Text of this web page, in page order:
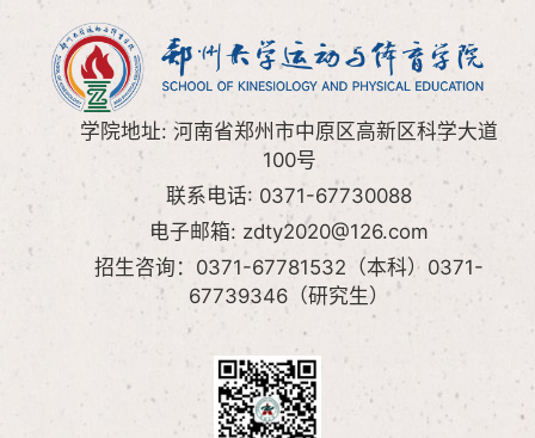
学院地址: 河南省郑州市中原区高新区科学大道
100号
联系电话: 0371-67730088
电子邮箱: zdty2020@126.com
招生咨询：0371-67781532（本科）0371-
67739346（研究生）